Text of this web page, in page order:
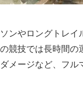
ンやロングトレ
競技では長時間の
メージなど、フル